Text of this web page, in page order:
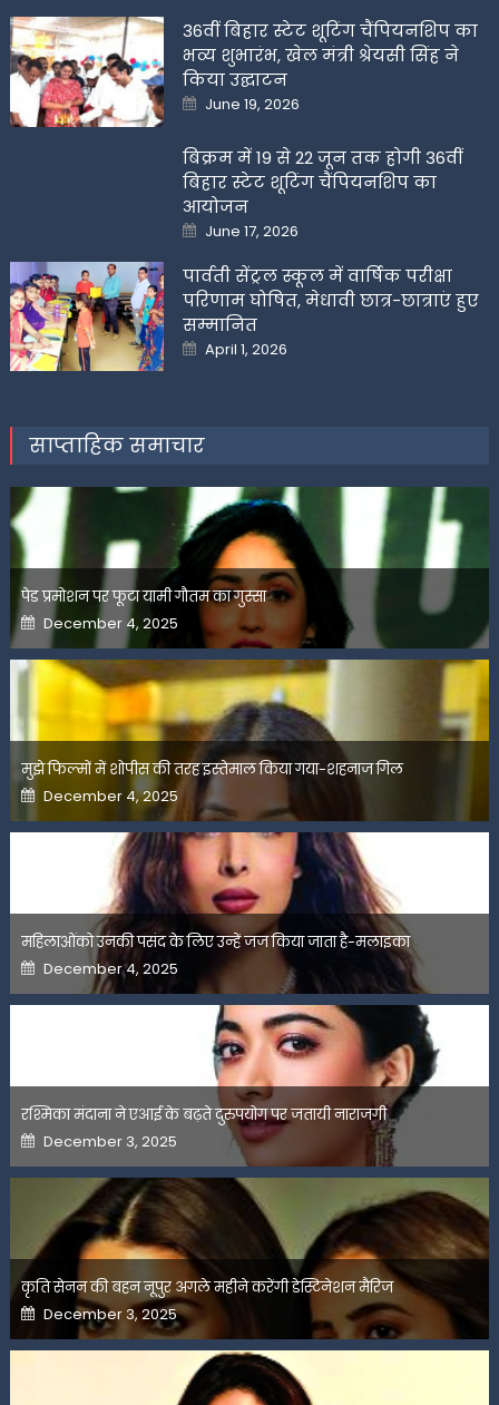
36वीं बिहार स्टेट शूटिंग चैंपियनशिप का
भव्य शुभारंभ, खेल मंत्री श्रेयसी सिंह ने
किया उद्घाटन
Posted
on
June 19, 2026
बिक्रम में 19 से 22 जून तक होगी 36वीं
बिहार स्टेट शूटिंग चैंपियनशिप का
आयोजन
Posted
on
June 17, 2026
पार्वती सेंट्रल स्कूल में वार्षिक परीक्षा
परिणाम घोषित, मेधावी छात्र-छात्राएं हुए
सम्मानित
Posted
on
April 1, 2026
साप्ताहिक समाचार
पेड प्रमोशन पर फूटा यामी गौतम का गुस्सा
Posted
on
December 4, 2025
मुझे फिल्मों में शोपीस की तरह इस्तेमाल किया गया-शहनाज गिल
Posted
on
December 4, 2025
महिलाओंको उनकी पसंद के लिए उन्हें जज किया जाता है-मलाइका
Posted
on
December 4, 2025
रश्मिका मंदाना ने एआई के बढ़ते दुरुपयोग पर जतायी नाराजगी
Posted
on
December 3, 2025
कृति सेनन की बहन नूपुर अगले महीने करेंगी डेस्टिनेशन मैरिज
Posted
on
December 3, 2025